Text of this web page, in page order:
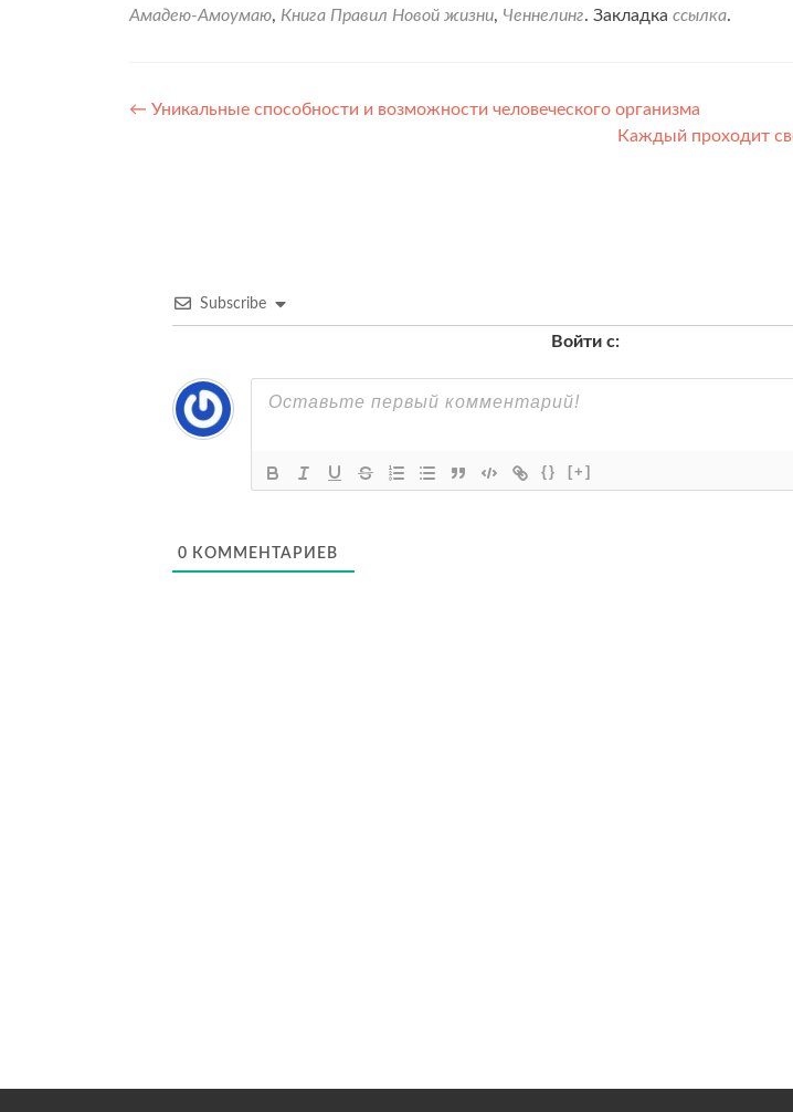
Амадею-Амоумаю, Книга Правил Новой жизни, Ченнелинг. Закладка ссылка.
Навигация
← Уникальные способности и возможности человеческого организма
Каждый проходит
Subscribe
Войти с:
{} [+]
0 КОММЕНТАРИЕВ